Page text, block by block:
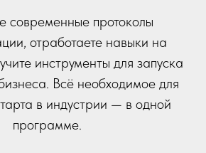
современные протоколы
отработаете навыки на
инструменты для запуска
Всё необходимое для
в индустрии — в одной
программе.